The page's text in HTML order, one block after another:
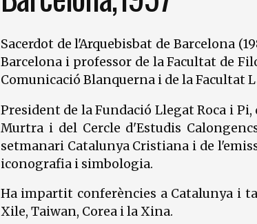
Sacerdot de l'Arquebisbat de Barcelona
Barcelona i professor de la Facultat de
Comunicació Blanquerna i de la Facultat
President de la Fundació Llegat Roca i
Murtra i del Cercle d'Estudis
setmanari Catalunya Cristiana i de
iconografia i simbologia.
Ha impartit conferències a Catalunya i
Xile, Taiwan, Corea i la Xina.